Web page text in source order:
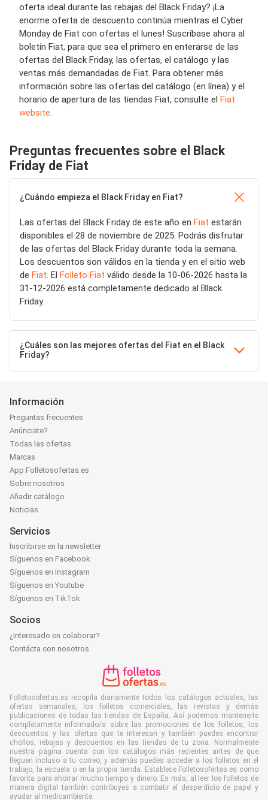
oferta ideal durante las rebajas del Black Friday? ¡La
enorme oferta de descuento continúa mientras el Cyber ​​
Monday de Fiat con ofertas el lunes! Suscríbase ahora al
boletín Fiat, para que sea el primero en enterarse de las
ofertas del Black Friday, las ofertas, el catálogo y las
ventas más demandadas de Fiat. Para obtener más
información sobre las ofertas del catálogo (en línea) y el
horario de apertura de las tiendas Fiat, consulte el Fiat
website.
Preguntas frecuentes sobre el Black
Friday de Fiat
¿Cuándo empieza el Black Friday en Fiat?
Las ofertas del Black Friday de este año en Fiat estarán
disponibles el 28 de noviembre de 2025. Podrás disfrutar
de las ofertas del Black Friday durante toda la semana.
Los descuentos son válidos en la tienda y en el sitio web
de Fiat. El Folleto Fiat válido desde la 10-06-2026 hasta la
31-12-2026 está completamente dedicado al Black
Friday.
¿Cuáles son las mejores ofertas del Fiat en el Black
Friday?
Información
Preguntas frecuentes
Anúnciate?
Todas las ofertas
Marcas
App Folletosofertas.es
Sobre nosotros
Añadir catálogo
Noticias
Servicios
Inscribirse en la newsletter
Síguenos en Facebook
Síguenos en Instagram
Síguenos en Youtube
Síguenos en TikTok
Socios
¿Interesado en colaborar?
Contácta con nosotros
Folletosofertas.es recopila diariamente todos los catálogos actuales, las
ofertas semanales, los folletos comerciales, las revistas y demás
publicaciones de todas las tiendas de España. Así podemos mantenerte
completamente informado/a sobre las promociones de los folletos, los
descuentos y las ofertas que te interesan y también puedes encontrar
chollos, rebajas y descuentos en las tiendas de tu zona. Normalmente
nuestra página cuenta con los catálogos más recientes antes de que
lleguen incluso a tu correo, y además puedes acceder a los folletos en el
trabajo, la escuela o en la propia tienda. Establece Folletosofertas.es como
favorita para ahorrar mucho tiempo y dinero. Es más, al leer los folletos de
manera digital también contribuyes a combatir el desperdicio de papel y
ayudar al medioambiente.